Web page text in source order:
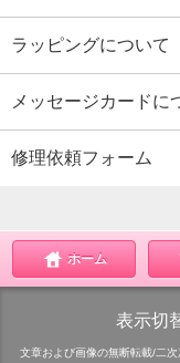
ラッピングについて
メッセージカードに
修理依頼フォーム
ホーム
表示切
文章および画像の無断転載/二